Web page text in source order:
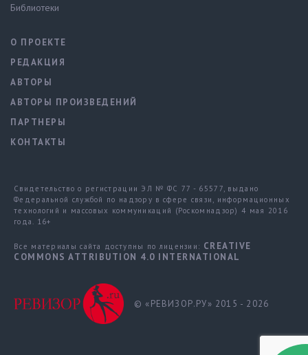
Библиотеки
О ПРОЕКТЕ
РЕДАКЦИЯ
АВТОРЫ
АВТОРЫ ПРОИЗВЕДЕНИЙ
ПАРТНЕРЫ
КОНТАКТЫ
Свидетельство о регистрации ЭЛ № ФС 77 - 65577, выдано
Федеральной службой по надзору в сфере связи, информационных
технологий и массовых коммуникаций (Роскомнадзор) 4 мая 2016
года. 16+
Все материалы сайта доступны по лицензии: CREATIVE
COMMONS ATTRIBUTION 4.0 INTERNATIONAL
© «РЕВИЗОР.РУ» 2015 - 2026